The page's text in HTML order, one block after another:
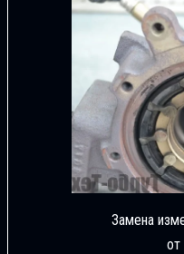
Замена
от